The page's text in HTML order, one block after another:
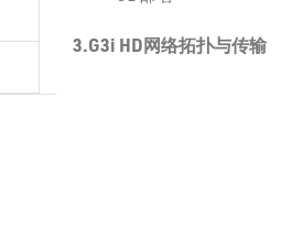
3.G3i HD网络拓扑与传输